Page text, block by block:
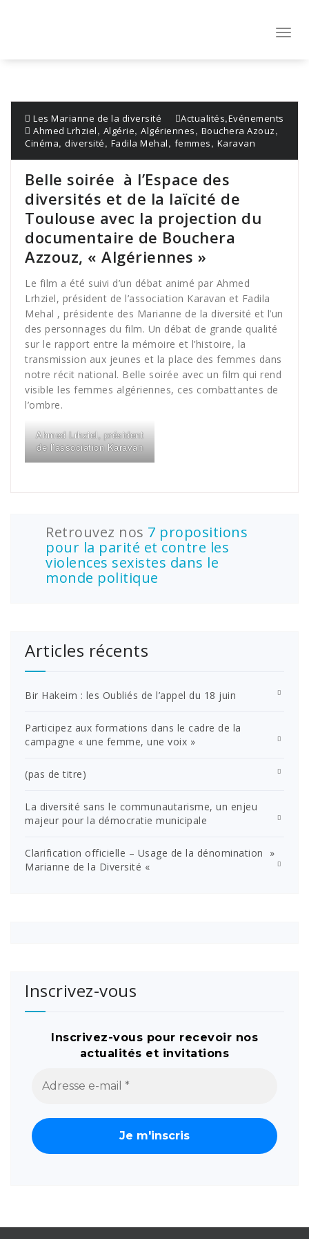
Les Marianne de la diversité Actualités,Evénements
Ahmed Lrhziel, Algérie, Algériennes, Bouchera Azouz,
Cinéma, diversité, Fadila Mehal, femmes, Karavan
Belle soirée à l’Espace des
diversités et de la laïcité de
Toulouse avec la projection du
documentaire de Bouchera
Azzouz, « Algériennes »
Le film a été suivi d’un débat animé par Ahmed
Lrhziel, président de l’association Karavan et Fadila
Mehal , présidente des Marianne de la diversité et l’un
des personnages du film. Un débat de grande qualité
sur le rapport entre la mémoire et l’histoire, la
transmission aux jeunes et la place des femmes dans
notre récit national. Belle soirée avec un film qui rend
visible les femmes algériennes, ces combattantes de
l’ombre.
Ahmed Lrhziel, président
de l’association Karavan
Retrouvez nos 7 propositions
pour la parité et contre les
violences sexistes dans le
monde politique
Articles récents
Bir Hakeim : les Oubliés de l’appel du 18 juin
Participez aux formations dans le cadre de la
campagne « une femme, une voix »
(pas de titre)
La diversité sans le communautarisme, un enjeu
majeur pour la démocratie municipale
Clarification officielle – Usage de la dénomination »
Marianne de la Diversité «
Inscrivez-vous
Inscrivez-vous pour recevoir nos
actualités et invitations